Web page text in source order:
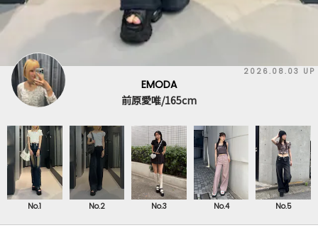
2026.08.03 UP
EMODA
前原愛唯/165cm
No.1 No.2 No.3 No.4 No.5